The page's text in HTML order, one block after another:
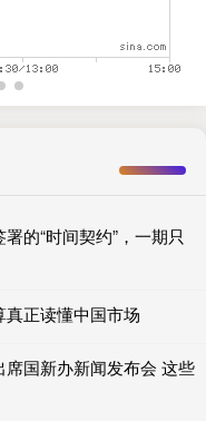
的“时间契约”，一期只
正读懂中国市场
国新办新闻发布会 这些